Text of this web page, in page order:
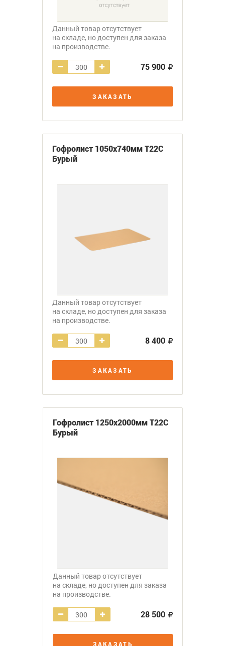
Данный товар отсутствует
на складе, но доступен для заказа
на производстве.
75 900
ЗАКАЗАТЬ
Гофролист 1050х740мм Т22С
Бурый
Данный товар отсутствует
на складе, но доступен для заказа
на производстве.
8 400
ЗАКАЗАТЬ
Гофролист 1250х2000мм Т22С
Бурый
Данный товар отсутствует
на складе, но доступен для заказа
на производстве.
28 500
ЗАКАЗАТЬ